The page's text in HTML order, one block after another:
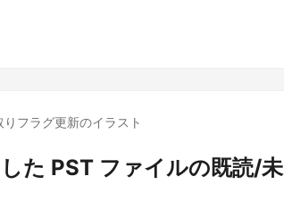
た PST ファイルの既読/未